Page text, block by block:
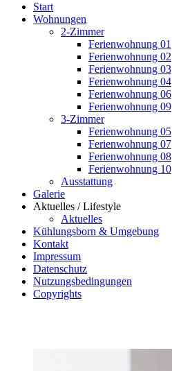
Start
Wohnungen
2-Zimmer
Ferienwohnung 01
Ferienwohnung 02
Ferienwohnung 03
Ferienwohnung 04
Ferienwohnung 06
Ferienwohnung 09
3-Zimmer
Ferienwohnung 05
Ferienwohnung 07
Ferienwohnung 08
Ferienwohnung 10
Ausstattung
Galerie
Aktuelles / Lifestyle
Aktuelles
Kühlungsborn & Umgebung
Kontakt
Impressum
Datenschutz
Nutzungsbedingungen
Copyrights